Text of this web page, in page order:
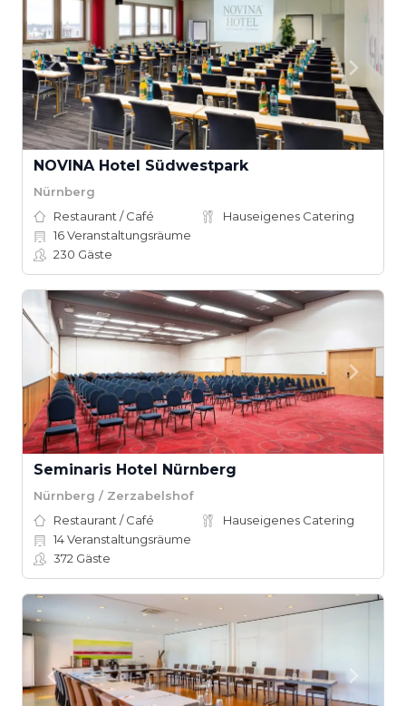
NOVINA Hotel Südwestpark
Nürnberg
Restaurant / Café
Hauseigenes Catering
16Veranstaltungsräume
230 Gäste
Seminaris Hotel Nürnberg
Nürnberg / Zerzabelshof
Restaurant / Café
Hauseigenes Catering
14Veranstaltungsräume
372 Gäste